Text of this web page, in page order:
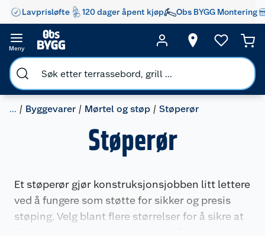
Lavprisløfte 120 dager åpent kjøp Obs BYGG Montering
Meny
... Byggevarer Mørtel og støp Støperør
Støperør
Et støperør gjør konstruksjonsjobben litt lettere
ved å fungere som støtte for sikker og presis
støping. Velg blant flere størrelser for å sikre at